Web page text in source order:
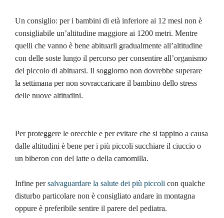
Un consiglio: per i bambini di età inferiore ai 12 mesi non è
consigliabile un’altitudine maggiore ai 1200 metri. Mentre
quelli che vanno è bene abituarli gradualmente all’altitudine
con delle soste lungo il percorso per consentire all’organismo
del piccolo di abituarsi. Il soggiorno non dovrebbe superare
la settimana per non sovraccaricare il bambino dello stress
delle nuove altitudini.
Per proteggere le orecchie e per evitare che si tappino a causa
dalle altitudini è bene per i più piccoli succhiare il ciuccio o
un biberon con del latte o della camomilla.
Infine persalvaguardare la salute dei più piccoli con qualche
disturbo particolare non è consigliato andare in montagna
oppure è preferibile sentire il parere del pediatra.